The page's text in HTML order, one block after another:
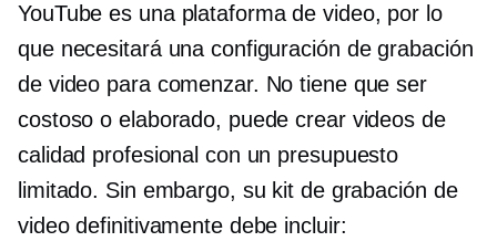
YouTube es una plataforma de video, por lo
que necesitará una configuración de grabación
de video para comenzar. No tiene que ser
costoso o elaborado, puede crear videos de
calidad profesional con un presupuesto
limitado. Sin embargo, su kit de grabación de
video definitivamente debe incluir: